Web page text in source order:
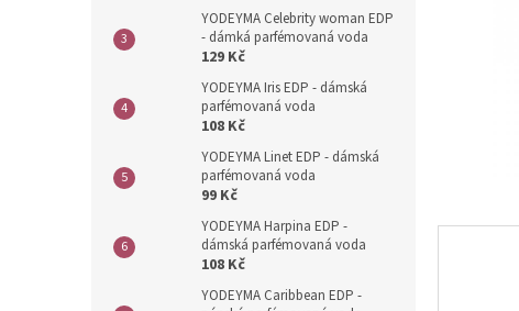
YODEYMA Celebrity woman EDP
- dámká parfémovaná voda
129 Kč
YODEYMA Iris EDP - dámská
parfémovaná voda
108 Kč
YODEYMA Linet EDP - dámská
parfémovaná voda
99 Kč
YODEYMA Harpina EDP -
dámská parfémovaná voda
108 Kč
YODEYMA Caribbean EDP -